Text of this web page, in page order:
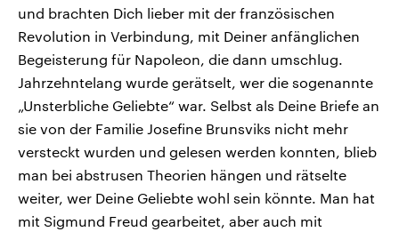
und brachten Dich lieber mit der französischen
Revolution in Verbindung, mit Deiner anfänglichen
Begeisterung für Napoleon, die dann umschlug.
Jahrzehntelang wurde gerätselt, wer die sogenannte
„Unsterbliche Geliebte“ war. Selbst als Deine Briefe an
sie von der Familie Josefine Brunsviks nicht mehr
versteckt wurden und gelesen werden konnten, blieb
man bei abstrusen Theorien hängen und rätselte
weiter, wer Deine Geliebte wohl sein könnte. Man hat
mit Sigmund Freud gearbeitet, aber auch mit